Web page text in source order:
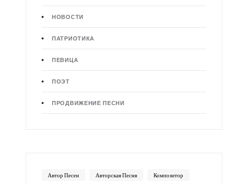
НОВОСТИ
ПАТРИОТИКА
ПЕВИЦА
ПОЭТ
ПРОДВИЖЕНИЕ ПЕСНИ
Автор Песен Авторская Песня Композитор